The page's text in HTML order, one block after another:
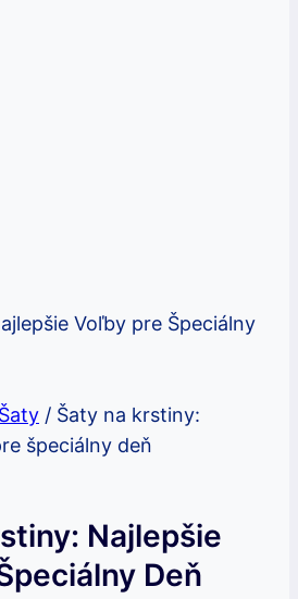
Šaty / Šaty na krstiny:
špeciálny deň
Najlepšie
Deň